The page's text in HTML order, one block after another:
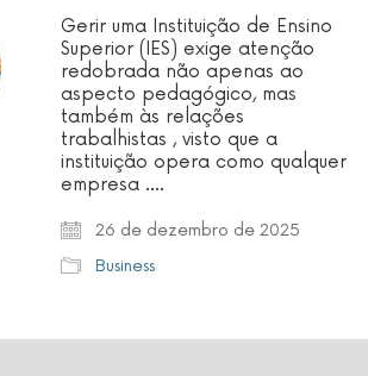
Gerir uma Instituição de Ensino
Superior (IES) exige atenção
redobrada não apenas ao
aspecto pedagógico, mas
também às relações
trabalhistas , visto que a
instituição opera como qualquer
empresa .…
26 de dezembro de 2025
Business